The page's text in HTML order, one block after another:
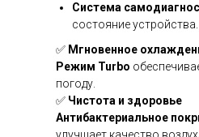
Система
состояние устройства.
✅ Мгновенное
Режим Turbo
погоду.
✅ Чистота и здоровье
Антибактериальное